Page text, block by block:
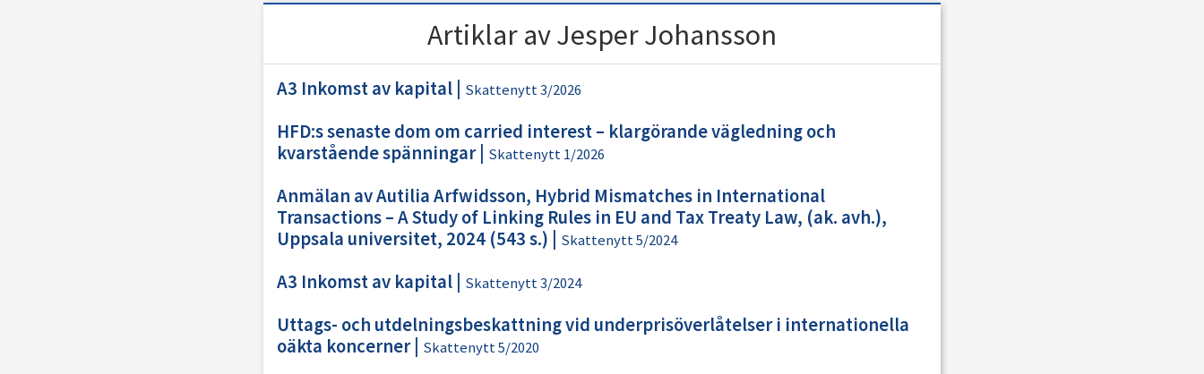
Artiklar av Jesper Johansson
A3 Inkomst av kapital| Skattenytt 3/2026
HFD:s senaste dom om carried interest – klargörande vägledning och
kvarstående spänningar| Skattenytt 1/2026
Anmälan av Autilia Arfwidsson, Hybrid Mismatches in International
Transactions – A Study of Linking Rules in EU and Tax Treaty Law, (ak. avh.),
Uppsala universitet, 2024 (543 s.)
Skattenytt 5/2024
A3 Inkomst av kapital| Skattenytt 3/2024
Uttags- och utdelningsbeskattning vid underprisöverlåtelser i internationella
oäkta koncerner| Skattenytt 5/2020